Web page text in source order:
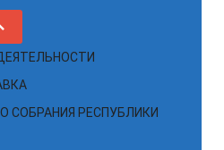
СОБРАНИЯ РЕСПУБЛИКИ